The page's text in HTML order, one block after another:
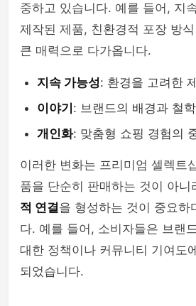
중하고 있습니다. 예를 들어, 지
제작된 제품, 친환경적 포장 방
큰 매력으로 다가옵니다.
지속 가능성: 환경을 고려한
이야기 : 브랜드의 배경과 철
개인화: 맞춤형 쇼핑 경험의
이러한 변화는 프리미엄 셀렉트
품을 단순히 판매하는 것이 아니
적 연결을 형성하는 것이 중요하
다. 예를 들어, 소비자들은 브랜
대한 정책이나 커뮤니티 기여도
되었습니다.